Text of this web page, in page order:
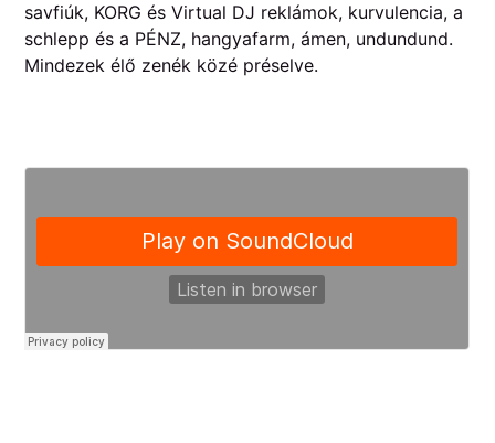
savfiúk, KORG és Virtual DJ reklámok, kurvulencia, a
schlepp és a PÉNZ, hangyafarm, ámen, undundund.
Mindezek élő zenék közé préselve.